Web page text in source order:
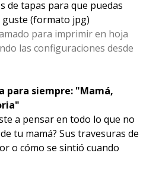
de tapas para que puedas
guste (formato jpg)
para imprimir en hoja
las configuraciones desde
para siempre: "Mamá,
a pensar en todo lo que no
tu mamá? Sus travesuras de
o cómo se sintió cuando